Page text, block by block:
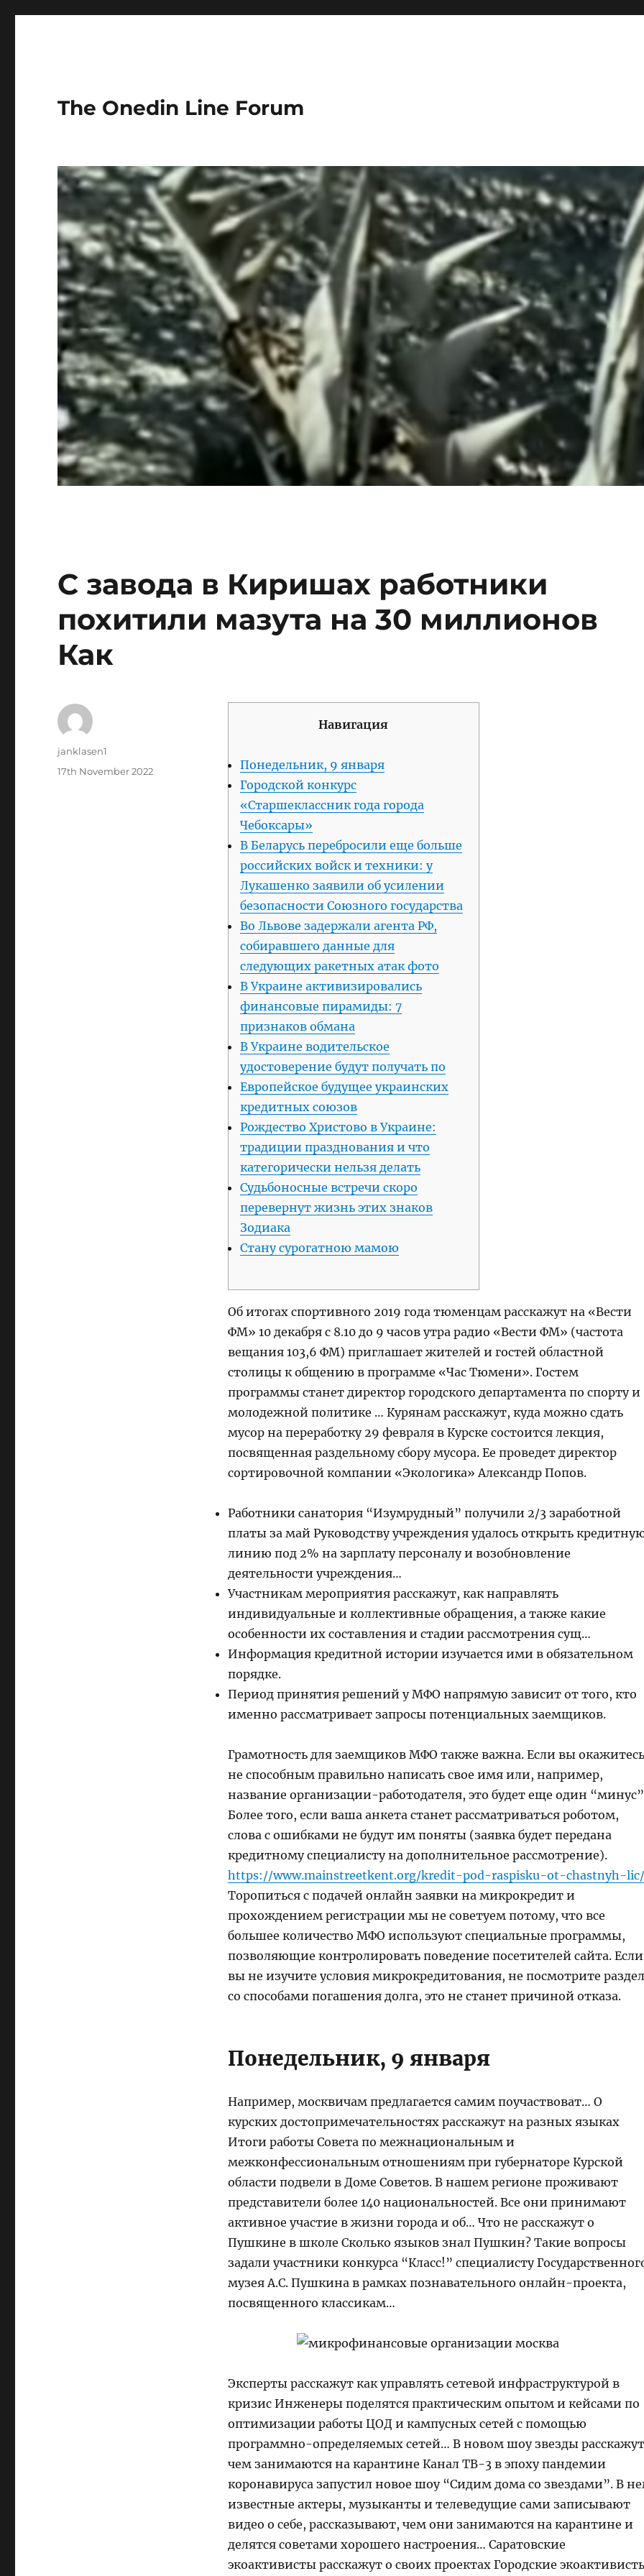
The Onedin Line Forum
С завода в Киришах работники
похитили мазута на 30 миллионов
Как
Навигация
Понедельник, 9 января
Городской конкурс
«Старшеклассник года города
Чебоксары»
В Беларусь перебросили еще больше
российских войск и техники: у
Лукашенко заявили об усилении
безопасности Союзного государства
Во Львове задержали агента РФ,
собиравшего данные для
следующих ракетных атак фото
В Украине активизировались
финансовые пирамиды: 7
признаков обмана
В Украине водительское
удостоверение будут получать по
Европейское будущее украинских
кредитных союзов
Рождество Христово в Украине:
традиции празднования и что
категорически нельзя делать
Судьбоносные встречи скоро
перевернут жизнь этих знаков
Зодиака
Стану сурогатною мамою
Об итогах спортивного 2019 года тюменцам расскажут на «Вести
ФМ» 10 декабря с 8.10 до 9 часов утра радио «Вести ФМ» (частота
вещания 103,6 ФМ) приглашает жителей и гостей областной
столицы к общению в программе «Час Тюмени». Гостем
программы станет директор городского департамента по спорту и
молодежной политике … Курянам расскажут, куда можно сдать
мусор на переработку 29 февраля в Курске состоится лекция,
посвященная раздельному сбору мусора. Ее проведет директор
сортировочной компании «Экологика» Александр Попов.
Работники санатория “Изумрудный” получили 2/3 заработной
платы за май Руководству учреждения удалось открыть
линию под 2% на зарплату персоналу и возобновление
деятельности учреждения…
Участникам мероприятия расскажут, как направлять
индивидуальные и коллективные обращения, а также какие
особенности их составления и стадии рассмотрения сущ…
Информация кредитной истории изучается ими в обязательном
порядке.
Период принятия решений у МФО напрямую зависит от того, кто
именно рассматривает запросы потенциальных заемщиков.
Грамотность для заемщиков МФО также важна. Если вы окажитесь
не способным правильно написать свое имя или, например,
название организации-работодателя, это будет еще один
Более того, если ваша анкета станет рассматриваться роботом,
слова с ошибками не будут им поняты (заявка будет передана
кредитному специалисту на дополнительное рассмотрение).
https://www.mainstreetkent.org/kredit-pod-raspisku-ot-chastnyh-lic/
Торопиться с подачей онлайн заявки на микрокредит и
прохождением регистрации мы не советуем потому, что все
большее количество МФО используют специальные программы,
позволяющие контролировать поведение посетителей сайта. Если
вы не изучите условия микрокредитования, не посмотрите раздел
со способами погашения долга, это не станет причиной отказа.
Понедельник, 9 января
Например, москвичам предлагается самим поучаствоват… О
курских достопримечательностях расскажут на разных языках
Итоги работы Совета по межнациональным и
межконфессиональным отношениям при губернаторе Курской
области подвели в Доме Советов. В нашем регионе проживают
представители более 140 национальностей. Все они принимают
активное участие в жизни города и об… Что не расскажут о
Пушкине в школе Сколько языков знал Пушкин? Такие вопросы
задали участники конкурса “Класс!” cпециалисту
музея А.С. Пушкина в рамках познавательного онлайн-проекта,
посвященного классикам…
Эксперты расскажут как управлять сетевой инфраструктурой в
кризис Инженеры поделятся практическим опытом и кейсами по
оптимизации работы ЦОД и кампусных сетей с помощью
программно-определяемых сетей… В новом шоу звезды
чем занимаются на карантине Канал ТВ-3 в эпоху пандемии
коронавируса запустил новое шоу “Сидим дома со звездами”. В
известные актеры, музыканты и телеведущие сами записывают
видео о себе, рассказывают, чем они занимаются на карантине и
делятся советами хорошего настроения… Саратовские
экоактивисты расскажут о своих проектах Городские
Author
janklasen1
Posted
17th November 2022